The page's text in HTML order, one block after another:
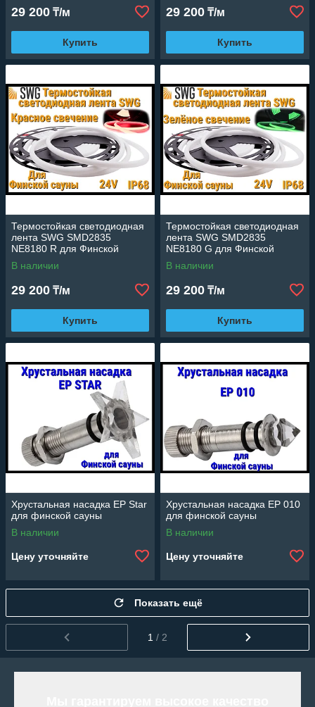
29 200 ₸/м
Купить
29 200 ₸/м
Купить
Термостойкая светодиодная
лента SWG SMD2835
NE8180 R для Финской
сауны (Красное свечение, 5
м, 24V, 12 Вт/м, IP68)
В наличии
29 200 ₸/м
Купить
Термостойкая светодиодная
лента SWG SMD2835
NE8180 G для Финской
сауны (Зелёное свечение, 5
м, 24V, 12 Вт/м, IP68)
В наличии
29 200 ₸/м
Купить
Хрустальная насадка EP Star
для финской сауны
В наличии
Цену уточняйте
Хрустальная насадка EP 010
для финской сауны
В наличии
Цену уточняйте
Показать ещё
1 / 2